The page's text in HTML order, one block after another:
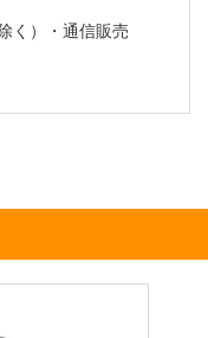
）・通信販売